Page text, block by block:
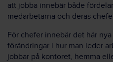
att jobba innebär både
medarbetarna och deras
För chefer innebär det här
förändringar i hur man leder
jobbar på kontoret, hemma